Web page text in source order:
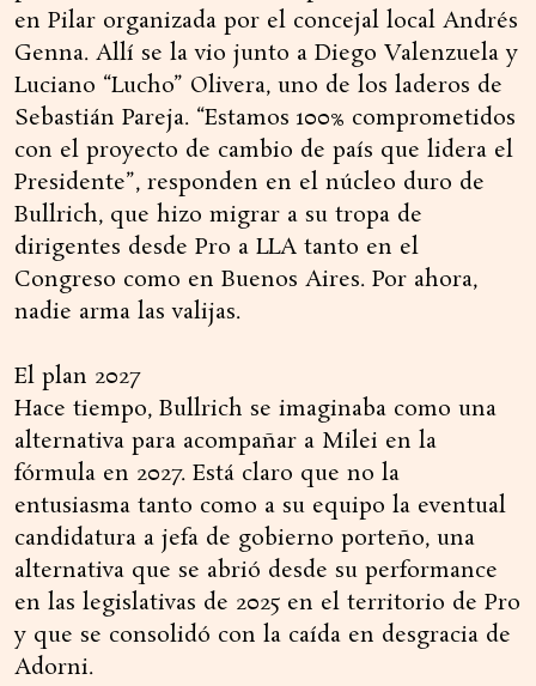
en Pilar organizada por el concejal local Andrés
Genna. Allí se la vio junto a Diego Valenzuela y
Luciano “Lucho” Olivera, uno de los laderos de
Sebastián Pareja. “Estamos 100% comprometidos
con el proyecto de cambio de país que lidera el
Presidente”, responden en el núcleo duro de
Bullrich, que hizo migrar a su tropa de
dirigentes desde Pro a LLA tanto en el
Congreso como en Buenos Aires. Por ahora,
nadie arma las valijas.
El plan 2027
Hace tiempo, Bullrich se imaginaba como una
alternativa para acompañar a Milei en la
fórmula en 2027. Está claro que no la
entusiasma tanto como a su equipo la eventual
candidatura a jefa de gobierno porteño, una
alternativa que se abrió desde su performance
en las legislativas de 2025 en el territorio de Pro
y que se consolidó con la caída en desgracia de
Adorni.